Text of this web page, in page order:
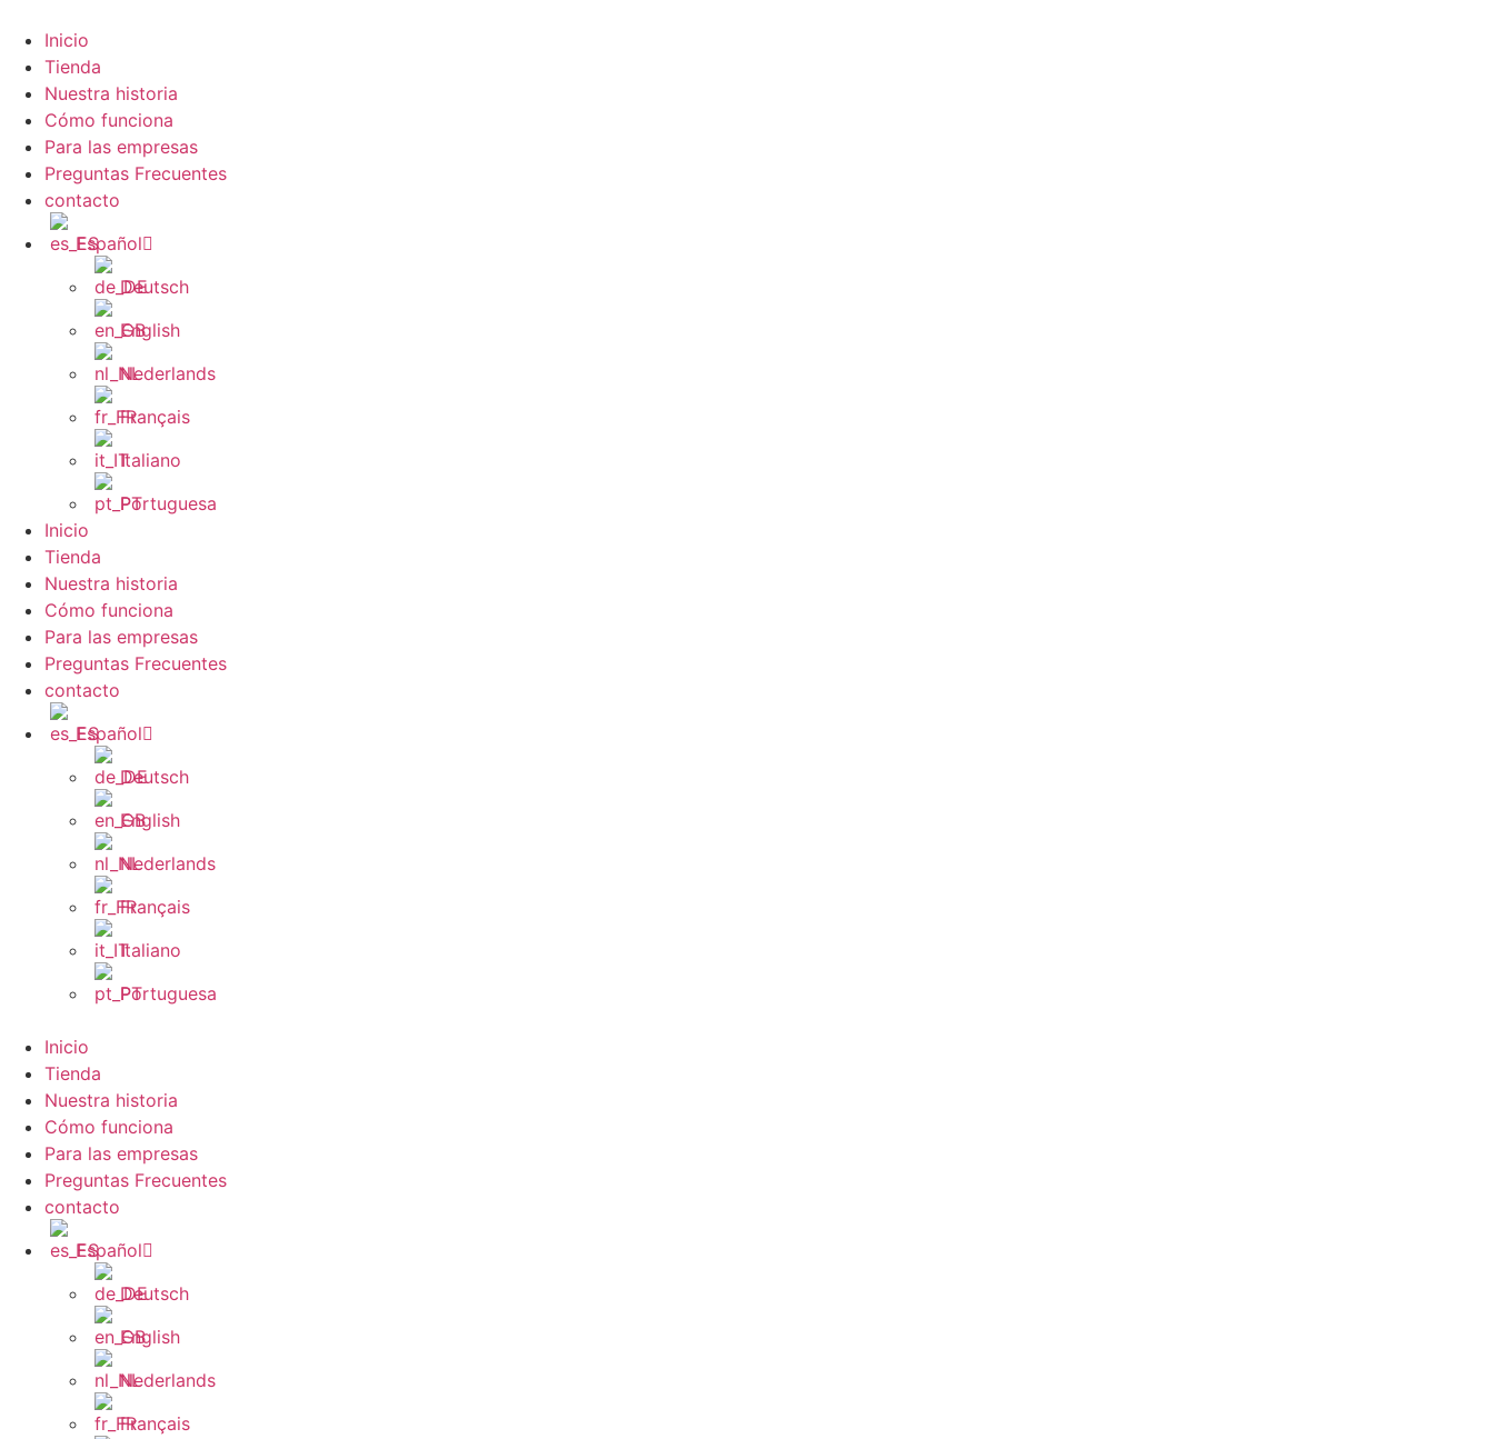
Inhalt
wechseln
Inicio
Tienda
Nuestra historia
Cómo funciona
Para las empresas
Preguntas Frecuentes
contacto
Español
Deutsch
English
Nederlands
Français
Italiano
Portuguesa
Inicio
Tienda
Nuestra historia
Cómo funciona
Para las empresas
Preguntas Frecuentes
contacto
Español
Deutsch
English
Nederlands
Français
Italiano
Portuguesa
Inicio
Tienda
Nuestra historia
Cómo funciona
Para las empresas
Preguntas Frecuentes
contacto
Español
Deutsch
English
Nederlands
Français